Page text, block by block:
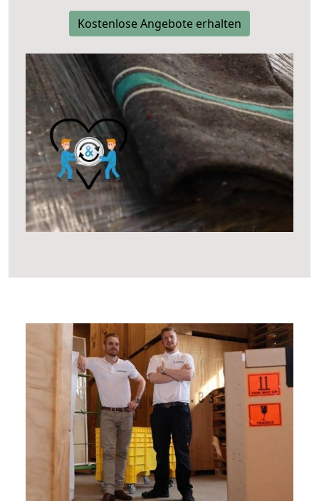
Kostenlose Angebote erhalten